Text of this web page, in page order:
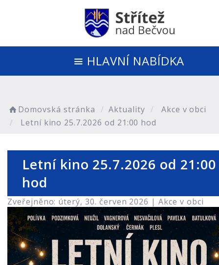
HLAVNÍ NABÍDKA
Domovská stránka Aktuality
Akce v obci
Letní kino 25.7.2026 od 21:00 hod
Letní kino 25.7.2026 od 21:00
hod
Zveřejněno: úterý, 30. červen 2026 |Akce v obci